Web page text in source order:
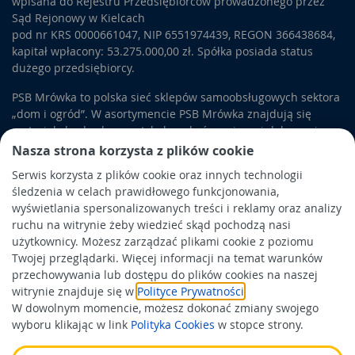
Nasza strona korzysta z plików cookie
Serwis korzysta z plików cookie oraz innych technologii
śledzenia w celach prawidłowego funkcjonowania,
wyświetlania spersonalizowanych treści i reklamy oraz analizy
ruchu na witrynie żeby wiedzieć skąd pochodzą nasi
użytkownicy. Możesz zarządzać plikami cookie z poziomu
Twojej przeglądarki. Więcej informacji na temat warunków
przechowywania lub dostępu do plików cookies na naszej
witrynie znajduje się w Polityce Prywatności
W dowolnym momencie, możesz dokonać zmiany swojego
wyboru klikając w link Polityka Cookies w stopce strony.
pracować bez konieczności wymiany poszczególnych
elementów i kiedy można się szykować do ewentualnych
napraw i wymian elementów wewnętrznych. Często zdarza
się, że stan techniczny junkersów, tuż po zdjęciu obudowy,
wprowadzenie wymienników jest wręcz natychmiastowym
wymogiem, by zachować wszelkie parametry bezpieczeństwa!
Sąd Rejonowy w Kielcach
pod nr KRS 0000661047, NIP 6551974439, REGON 366438684,
kapitał wpłacony: 53.275.000,00 zł. Spółka posiada status
dużego przedsiębiorcy.
PSB Mrówka to polska sieć sklepów samoobsługowych sektora
„dom i ogród”. W asortymencie PSB Mrówka znajdują się
materiały budowlane, artykuły wykończeniowe i dekoracyjne,
wyposażenie łazienek i kuchni, elektronarzędzia, a także
artykuły związane z ogrodem i otoczeniem domu.
Obowiązek informacyjny
Polityka prywatności
Polityka Cookies
Odbiór zużytego sprzętu
Wspierają nas: